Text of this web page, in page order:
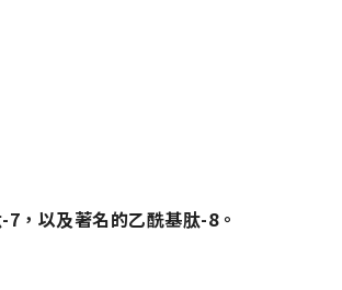
，以及著名的乙酰基肽-8。